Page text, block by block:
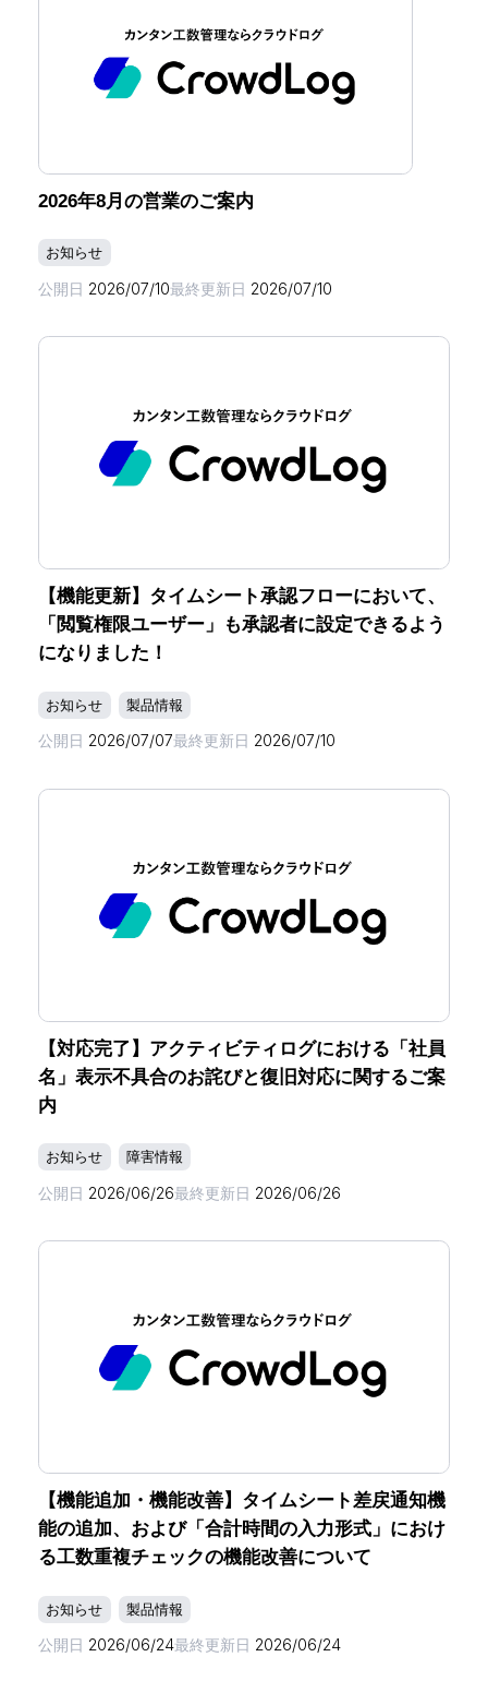
2026年8月の営業のご案内
お知らせ
公開日 2026/07/10最終更新日 2026/07/10
【機能更新】タイムシート承認フローにおいて、
「閲覧権限ユーザー」も承認者に設定できるよう
になりました！
お知らせ 製品情報
公開日 2026/07/07最終更新日 2026/07/10
【対応完了】アクティビティログにおける「社員
名」表示不具合のお詫びと復旧対応に関するご案
内
お知らせ 障害情報
公開日 2026/06/26最終更新日 2026/06/26
【機能追加・機能改善】タイムシート差戻通知機
能の追加、および「合計時間の入力形式」におけ
る工数重複チェックの機能改善について
お知らせ 製品情報
公開日 2026/06/24最終更新日 2026/06/24